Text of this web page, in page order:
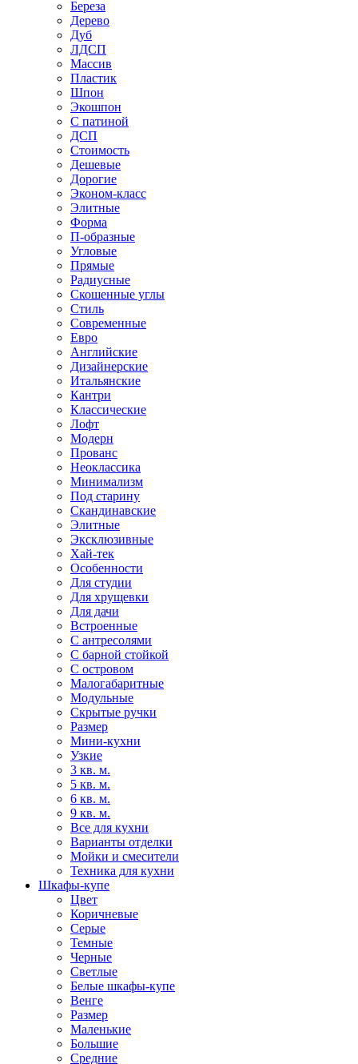
Береза
Дерево
Дуб
ЛДСП
Массив
Пластик
Шпон
Экошпон
С патиной
ДСП
Стоимость
Дешевые
Дорогие
Эконом-класс
Элитные
Форма
П-образные
Угловые
Прямые
Радиусные
Скошенные углы
Стиль
Современные
Евро
Английские
Дизайнерские
Итальянские
Кантри
Классические
Лофт
Модерн
Прованс
Неоклассика
Минимализм
Под старину
Скандинавские
Элитные
Эксклюзивные
Хай-тек
Особенности
Для студии
Для хрущевки
Для дачи
Встроенные
С антресолями
С барной стойкой
С островом
Малогабаритные
Модульные
Скрытые ручки
Размер
Мини-кухни
Узкие
3 кв. м.
5 кв. м.
6 кв. м.
9 кв. м.
Все для кухни
Варианты отделки
Мойки и смесители
Техника для кухни
Шкафы-купе
Цвет
Коричневые
Серые
Темные
Черные
Светлые
Белые шкафы-купе
Венге
Размер
Маленькие
Большие
Средние